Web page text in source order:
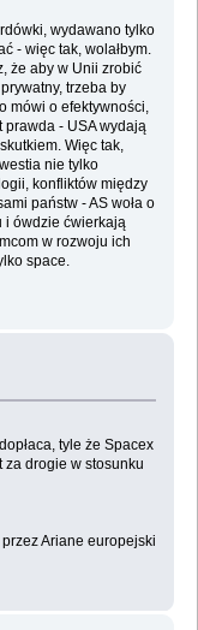
wydawano tylko
- więc tak, wolałbym.
że aby w Unii zrobić
trzeba by
mówi o efektywności,
prawda - USA wydają
Więc tak,
nie tylko
konfliktów między
państw - AS woła o
i ówdzie ćwierkają
w rozwoju ich
space.
tyle że Spacex
za drogie w stosunku
Ariane europejski